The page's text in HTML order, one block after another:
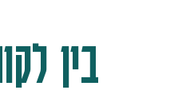
בין